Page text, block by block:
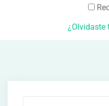
¿Olvidaste